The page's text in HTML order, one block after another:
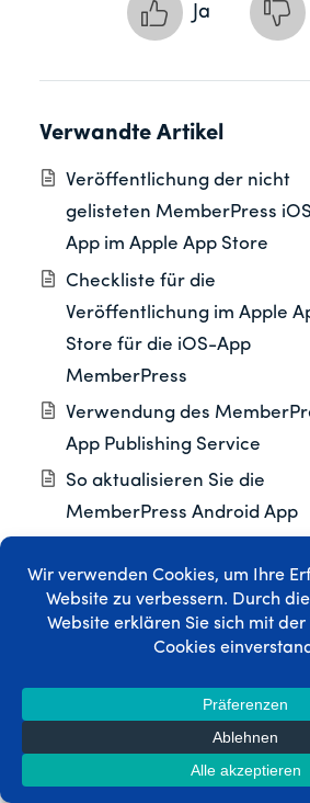
Ja
Verwandte Artikel
Veröffentlichung der nicht
gelisteten MemberPress iOS
App im Apple App Store
Checkliste für die
Veröffentlichung im Apple
Store für die iOS-App
MemberPress
Verwendung des
App Publishing Service
So aktualisieren Sie die
MemberPress Android App
MemberPress iOS App im
App Store
Checkliste zur
MemberPress Android App